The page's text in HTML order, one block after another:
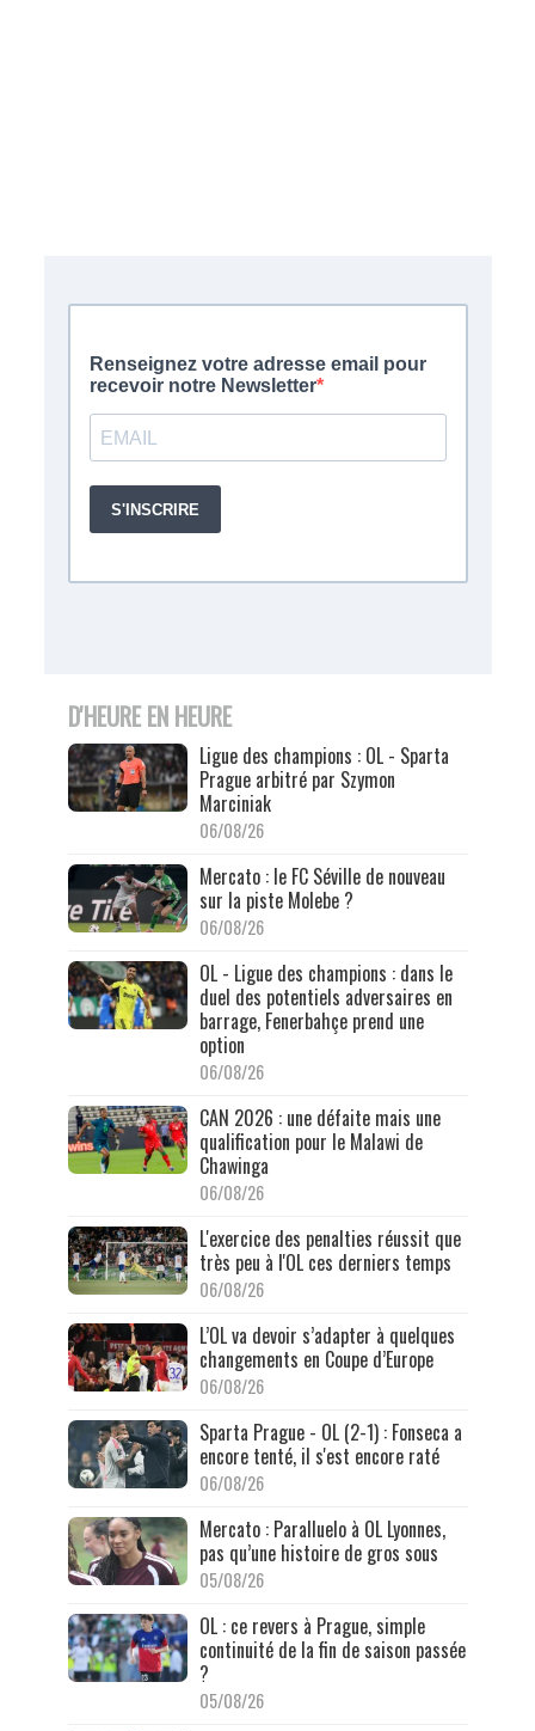
D'HEURE EN HEURE
Ligue des champions : OL - Sparta
Prague arbitré par Szymon
Marciniak
06/08/26
Mercato : le FC Séville de nouveau
sur la piste Molebe ?
06/08/26
OL - Ligue des champions : dans le
duel des potentiels adversaires en
barrage, Fenerbahçe prend une
option
06/08/26
CAN 2026 : une défaite mais une
qualification pour le Malawi de
Chawinga
06/08/26
L'exercice des penalties réussit que
très peu à l'OL ces derniers temps
06/08/26
L’OL va devoir s’adapter à quelques
changements en Coupe d’Europe
06/08/26
Sparta Prague - OL (2-1) : Fonseca a
encore tenté, il s'est encore raté
06/08/26
Mercato : Paralluelo à OL Lyonnes,
pas qu’une histoire de gros sous
05/08/26
OL : ce revers à Prague, simple
continuité de la fin de saison passée
?
05/08/26